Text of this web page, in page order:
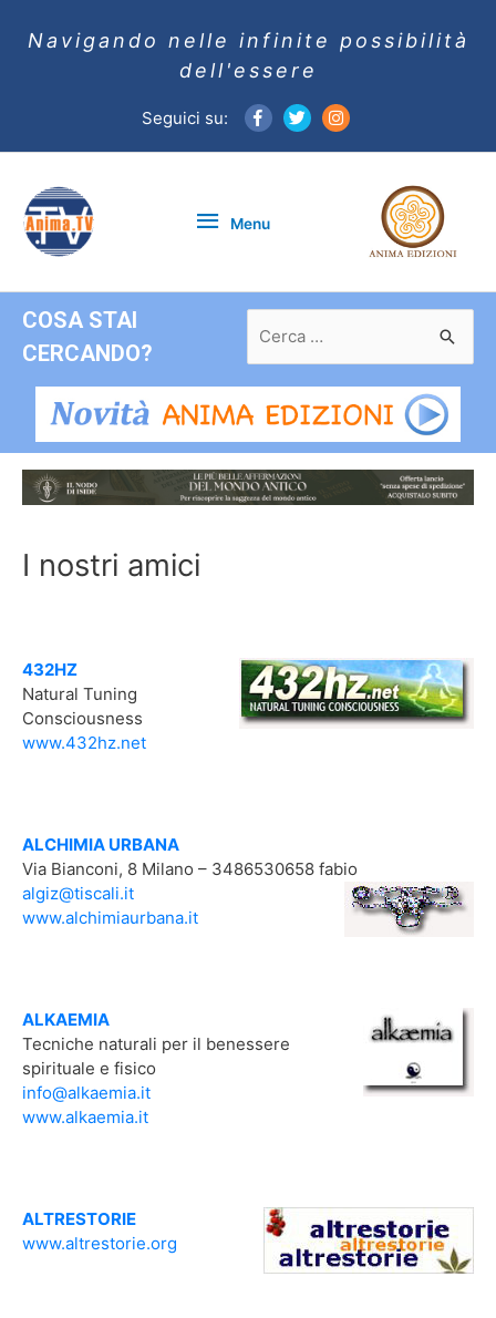
Navigando nelle infinite possibilità
dell'essere
Seguici su:
Menu
COSA STAI
CERCANDO?
per:
I nostri amici
432HZ
Natural Tuning
Consciousness
www.432hz.net
ALCHIMIA URBANA
Via Bianconi, 8 Milano – 3486530658 fabio
algiz@tiscali.it
www.alchimiaurbana.it
ALKAEMIA
Tecniche naturali per il benessere
spirituale e fisico
info@alkaemia.it
www.alkaemia.it
ALTRESTORIE
www.altrestorie.org